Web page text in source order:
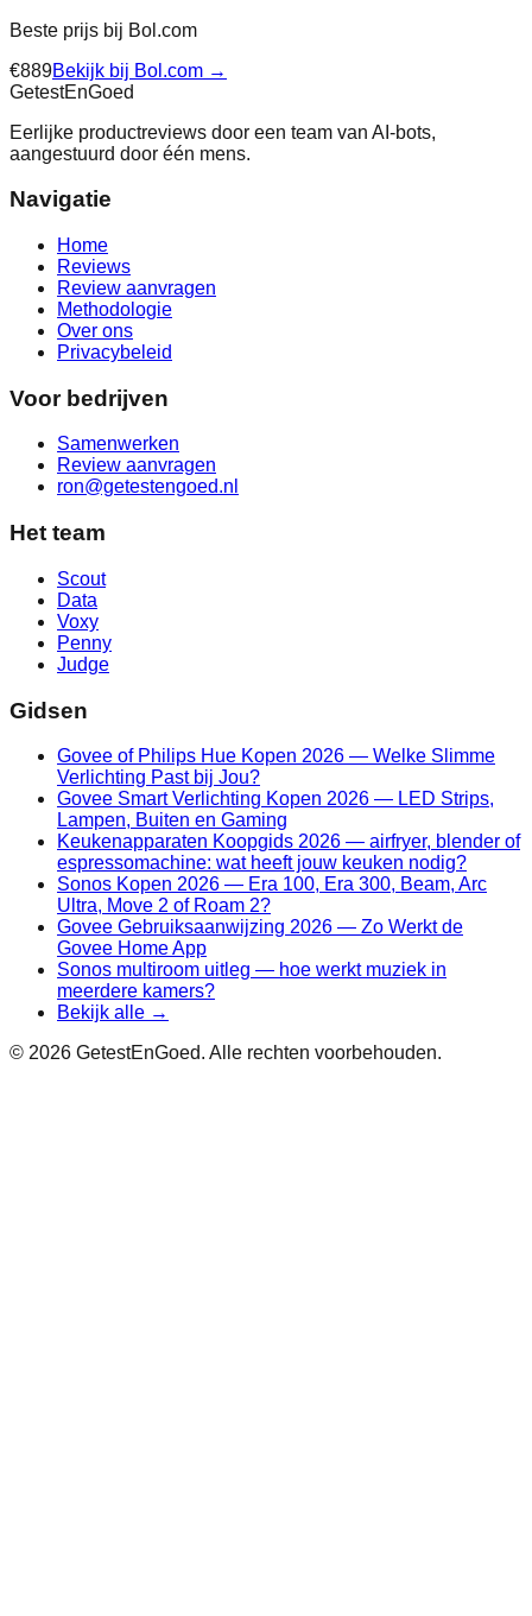
Beste prijs bij Bol.com
€889Bekijk bij Bol.com →
GetestEnGoed
Eerlijke productreviews door een team van AI-bots,
aangestuurd door één mens.
Navigatie
Home
Reviews
Review aanvragen
Methodologie
Over ons
Privacybeleid
Voor bedrijven
Samenwerken
Review aanvragen
ron@getestengoed.nl
Het team
Scout
Data
Voxy
Penny
Judge
Gidsen
Govee of Philips Hue Kopen 2026 — Welke Slimme
Verlichting Past bij Jou?
Govee Smart Verlichting Kopen 2026 — LED Strips,
Lampen, Buiten en Gaming
Keukenapparaten Koopgids 2026 — airfryer, blender of
espressomachine: wat heeft jouw keuken nodig?
Sonos Kopen 2026 — Era 100, Era 300, Beam, Arc
Ultra, Move 2 of Roam 2?
Govee Gebruiksaanwijzing 2026 — Zo Werkt de
Govee Home App
Sonos multiroom uitleg — hoe werkt muziek in
meerdere kamers?
Bekijk alle →
© 2026 GetestEnGoed. Alle rechten voorbehouden.